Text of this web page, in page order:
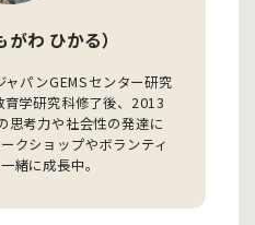
わ ひかる）
パンGEMSセンター研究
学研究科修了後、2013
思考力や社会性の発達に
クショップやボランティ
緒に成長中。